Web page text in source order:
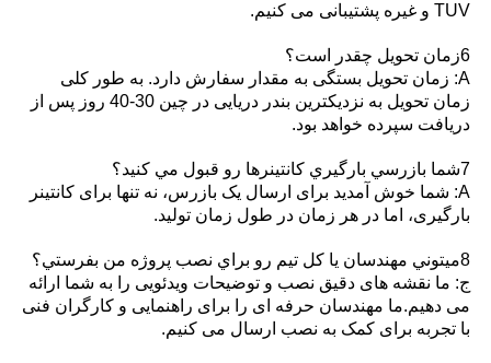
TUV و غیره پشتیبانی می کنیم.
6زمان تحویل چقدر است؟
A: زمان تحویل بستگی به مقدار سفارش دارد. به طور کلی
زمان تحویل به نزدیکترین بندر دریایی در چین 30-40 روز پس از
دریافت سپرده خواهد بود.
7شما بازرسي بارگيري کانتينرها رو قبول مي کنيد؟
A: شما خوش آمدید برای ارسال یک بازرس، نه تنها برای کانتینر
بارگیری، اما در هر زمان در طول زمان تولید.
8ميتوني مهندسان يا کل تيم رو براي نصب پروژه من بفرستي؟
ج: ما نقشه های دقیق نصب و توضیحات ویدئویی را به شما ارائه
می دهیم.ما مهندسان حرفه ای را برای راهنمایی و کارگران فنی
با تجربه برای کمک به نصب ارسال می کنیم.